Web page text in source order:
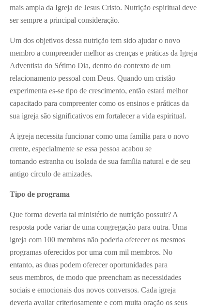
mais ampla da Igreja de Jesus Cristo. Nutrição espiritual deve
ser sempre a principal consideração.
Um dos objetivos dessa nutrição tem sido ajudar o novo
membro a compreender melhor as crenças e práticas da Igreja
Adventista do Sétimo Dia, dentro do contexto de um
relacionamento pessoal com Deus. Quando um cristão
experimenta es-se tipo de crescimento, então estará melhor
capacitado para compreenter como os ensinos e práticas da
sua igreja são significativos em fortalecer a vida espiritual.
A igreja necessita funcionar como uma família para o novo
crente, especialmente se essa pessoa acabou se
tornando estranha ou isolada de sua família natural e de seu
antigo círculo de amizades.
Tipo de programa
Que forma deveria tal ministério de nutrição possuir? A
resposta pode variar de uma congregação para outra. Uma
igreja com 100 membros não poderia oferecer os mesmos
programas oferecidos por uma com mil membros. No
entanto, as duas podem oferecer oportunidades para
seus membros, de modo que preencham as necessidades
sociais e emocionais dos novos conversos. Cada igreja
deveria avaliar criteriosamente e com muita oração os seus